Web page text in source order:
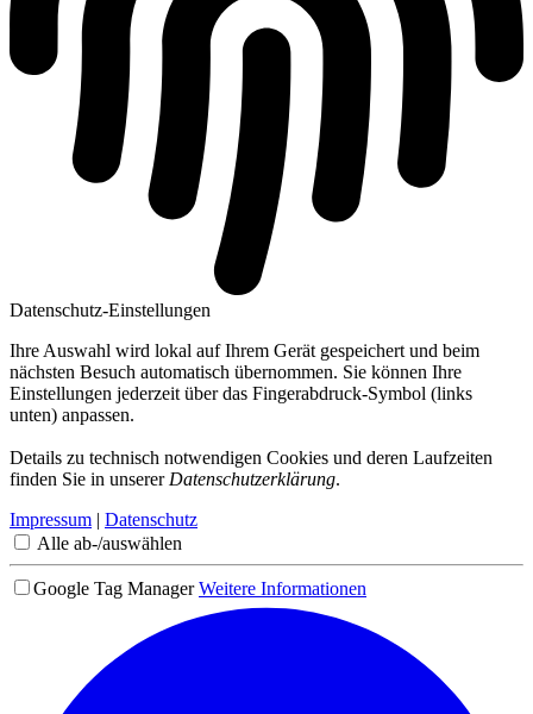
Datenschutz-Einstellungen
Ihre Auswahl wird lokal auf Ihrem Gerät gespeichert und beim
nächsten Besuch automatisch übernommen. Sie können Ihre
Einstellungen jederzeit über das Fingerabdruck-Symbol (links
unten) anpassen.
Details zu technisch notwendigen Cookies und deren Laufzeiten
finden Sie in unserer Datenschutzerklärung.
Impressum | Datenschutz
Alle ab-/auswählen
Google Tag Manager Weitere Informationen